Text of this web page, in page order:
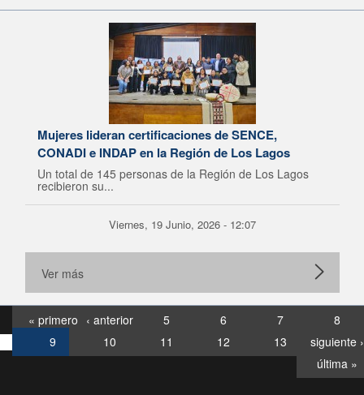
Mujeres lideran certificaciones de SENCE,
CONADI e INDAP en la Región de Los Lagos
Un total de 145 personas de la Región de Los Lagos
recibieron su...
Viernes, 19 Junio, 2026 - 12:07
Ver más
« primero ‹ anterior 5 6 7
8
9
10 11 12 13
siguiente ›
última »